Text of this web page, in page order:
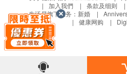
加入我們
条款及细则
生活易旗下业务： 新婚
健康网购